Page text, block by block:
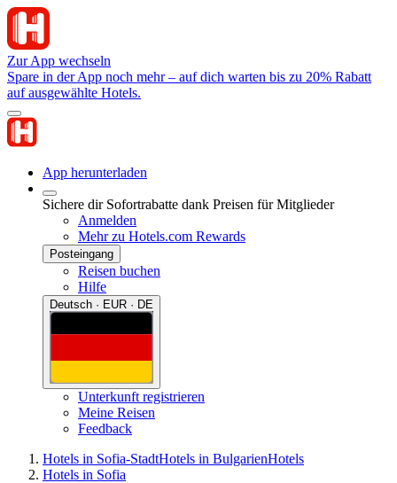
Zur App wechseln
Spare in der App noch mehr – auf dich warten bis zu 20% Rabatt
auf ausgewählte Hotels.
App herunterladen
Sichere dir Sofortrabatte dank Preisen für Mitglieder
Anmelden
Mehr zu Hotels.com Rewards
Posteingang
Reisen buchen
Hilfe
Deutsch · EUR · DE
Unterkunft registrieren
Meine Reisen
Feedback
Hotels in Sofia-StadtHotels in BulgarienHotels
Hotels in Sofia